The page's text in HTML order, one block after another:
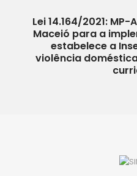
Lei 14.164/2021:
Maceió para a
estabelece a
violência